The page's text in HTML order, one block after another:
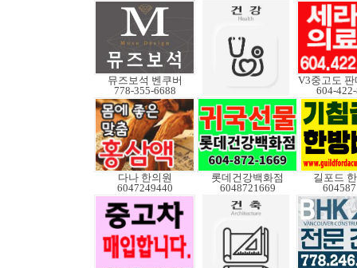
뮤즈보석 벤쿠버
778-355-6688
604-
다나 한의원
6047249440
롯데건강백화점
6048721669
길포드